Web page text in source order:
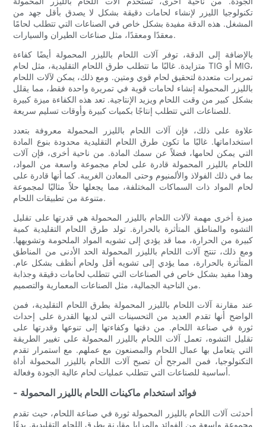
تكنولوجيا الليزر لإنشاء لحامات دقيقة بشكل لا يصدق بأقل جهد من
المشغل. هذه الدقة مفيدة بشكل خاص في الصناعات التي تتطلب لحامًا
معقدًا ومعقدًا، مثل صناعات الطيران والسيارات.
بالإضافة إلى الدقة، توفر آلات اللحام بالليزر المحمولة أيضًا كفاءة
متزايدة. غالبًا ما تتطلب طرق اللحام التقليدية، مثل لحام TIG أو MIG،
تمريرات متعددة لتحقيق لحام قوي ومتين. ومع ذلك، يمكن لآلات اللحام
بالليزر المحمولة إنشاء لحامات قوية في تمريرة واحدة فقط، مما يقلل
بشكل كبير من وقت اللحام ويزيد الإنتاجية. تعد هذه الكفاءة ميزة كبيرة
للصناعات التي تتطلب إنتاجًا بكميات كبيرة وأوقات تسليم سريعة.
علاوة على ذلك، فإن آلات اللحام بالليزر المحمولة معروفة بتعدد
استخداماتها. غالبًا ما تكون طرق اللحام التقليدية محدودة بنوع المادة
التي يمكن لحامها، فضلاً عن سمك المادة. من ناحية أخرى، فإن آلات
اللحام بالليزر المحمولة قادرة على لحام مجموعة واسعة من المواد،
بما في ذلك الفولاذ والألمنيوم وحتى المعادن الغريبة. كما أنها قادرة على
لحام المواد ذات السماكات المختلفة، مما يجعلها حلاً مثاليًا لمجموعة
متنوعة من تطبيقات اللحام.
ميزة أخرى مهمة لآلات اللحام بالليزر المحمولة هي قدرتها على تقليل
التشوه والمناطق المتأثرة بالحرارة. تولد طرق اللحام التقليدية كمية
كبيرة من الحرارة، مما قد يؤدي إلى تشويه المواد الملحومة وتشويهها.
ومع ذلك، تنتج آلات اللحام بالليزر المحمولة الحد الأدنى من المناطق
المتأثرة بالحرارة، مما يؤدي إلى تشويه أقل ولحام أنظف بشكل عام.
وهذا مفيد بشكل خاص في الصناعات التي تتطلب لحامات دقيقة وجذابة
من الناحية الجمالية، مثل الصناعات المعمارية والتصميم.
عند مقارنة آلات اللحام بالليزر المحمولة بطرق اللحام التقليدية، فمن
الواضح أنها تقدم العديد من التحسينات التي لديها القدرة على إحداث
ثورة في صناعة اللحام. من دقتها وكفاءتها إلى تنوعها وقدرتها على
تقليل التشوه، تعمل آلات اللحام بالليزر المحمولة على تغيير الطريقة
التي يتعامل بها عمال اللحام والمصنعون مع عملهم. مع استمرار تقدم
التكنولوجيا، فمن المرجح أن تصبح آلات اللحام بالليزر المحمولة أداة
أساسية للصناعات التي تتطلب عمليات لحام عالية الجودة وفعالة.
- فوائد استخدام ماكينات اللحام بالليزر المحمولة
أحدثت آلات اللحام بالليزر المحمولة ثورة في صناعة اللحام، حيث تقدم
مجموعة واسعة من الفوائد والمزايا مقارنة بطرق اللحام التقليدية. بدءًا